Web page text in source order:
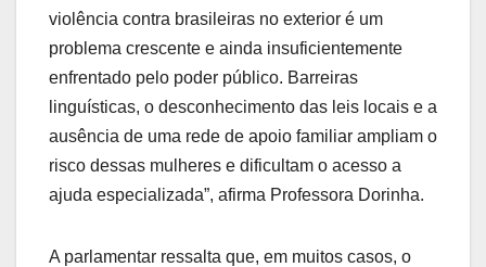
violência contra brasileiras no exterior é um
problema crescente e ainda insuficientemente
enfrentado pelo poder público. Barreiras
linguísticas, o desconhecimento das leis locais e a
ausência de uma rede de apoio familiar ampliam o
risco dessas mulheres e dificultam o acesso a
ajuda especializada”, afirma Professora Dorinha.
A parlamentar ressalta que, em muitos casos, o